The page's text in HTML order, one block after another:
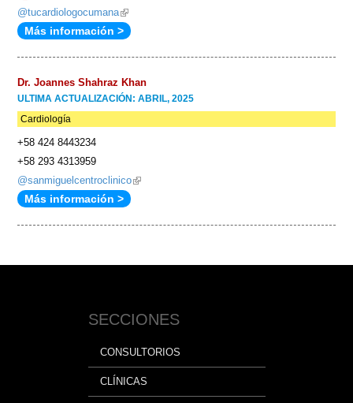
@tucardiologocumana(link
is
Más información >
Dr. Joannes Shahraz Khan
ULTIMA ACTUALIZACIÓN: ABRIL, 2025
Cardiología
+58 424 8443234
+58 293 4313959
@sanmiguelcentroclinico(link
Más información >
SECCIONES
CONSULTORIOS
CLÍNICAS